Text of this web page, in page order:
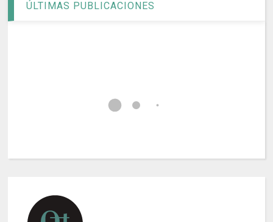
ÚLTIMAS PUBLICACIONES